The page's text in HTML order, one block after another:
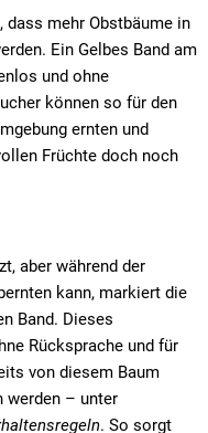
dass mehr Obstbäume in
Ein Gelbes Band am
und ohne
können so für den
ernten und
Früchte doch noch
aber während der
kann, markiert die
Band. Dieses
Rücksprache und für
von diesem Baum
werden – unter
. So sorgt